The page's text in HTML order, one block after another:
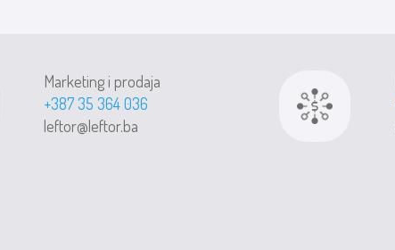
Marketing i prodaja
+387 35 364 036
leftor@leftor.ba